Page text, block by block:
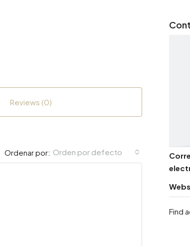
Reviews (0)
Ordenar por: Orden por defecto
Find